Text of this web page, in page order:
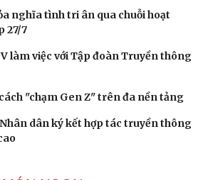
nghĩa tình tri ân qua chuỗi hoạt
27/7
làm việc với Tập đoàn Truyền thông
"chạm Gen Z" trên đa nền tảng
Nhân dân ký kết hợp tác truyền thông